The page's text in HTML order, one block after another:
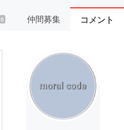
6 仲間募集 コメント